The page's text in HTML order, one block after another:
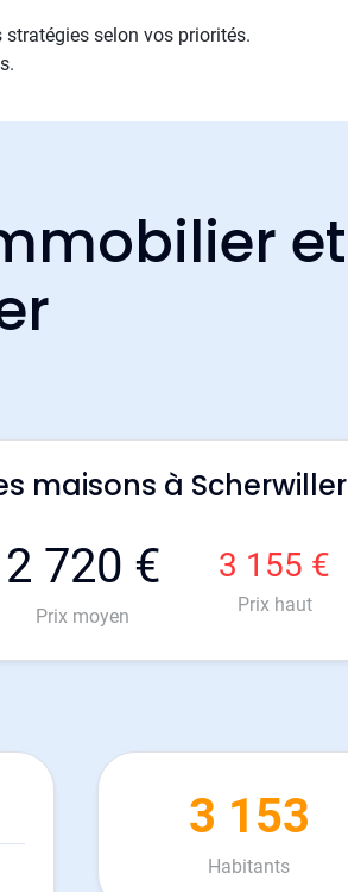
selon vos priorités.
et
maisons à Scherwiller
2 720 €
Prix moyen
3 155 €
Prix haut
3 153
Habitants